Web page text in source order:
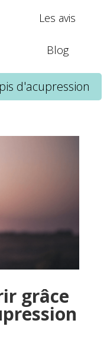
Les avis
Blog
d'acupression
grâce